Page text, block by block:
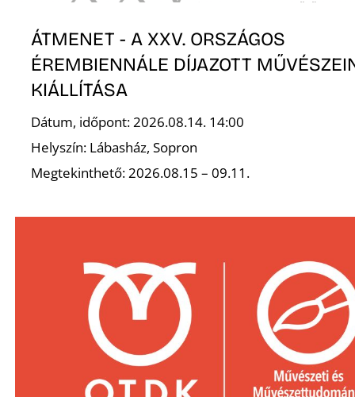
ÁTMENET - A XXV. ORSZÁGOS
ÉREMBIENNÁLE DÍJAZOTT
KIÁLLÍTÁSA
Dátum, időpont: 2026.08.14. 14:00
Helyszín: Lábasház, Sopron
Megtekinthető: 2026.08.15 – 09.11.